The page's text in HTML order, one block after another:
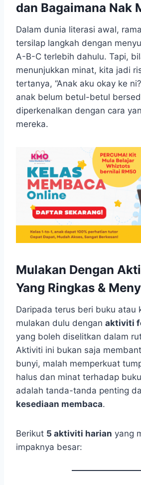
dan Bagaimana Nak
Dalam dunia literasi awal,
tersilap langkah dengan
A-B-C terlebih dahulu. Tapi,
menunjukkan minat, kita jadi
tertanya, “Anak aku okay ke
anak belum betul-betul
diperkenalkan dengan cara
mereka.
Mulakan Dengan
Yang Ringkas &
Daripada terus beri buku atau
mulakan dulu dengan aktiviti
yang boleh diselitkan dalam
Aktiviti ini bukan saja
bunyi, malah memperkuat
halus dan minat terhadap
adalah tanda-tanda penting
kesediaan membaca.
Berikut 5 aktiviti harian yang
impaknya besar: